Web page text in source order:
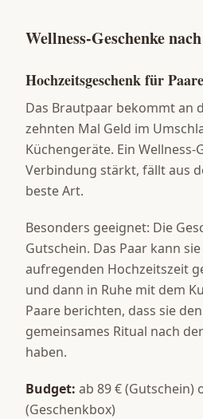
Wellness-Geschenke
Hochzeitsgeschenk für Paare
Das Brautpaar bekommt an
zehnten Mal Geld im
Küchengeräte. Ein Wellness-
Verbindung stärkt, fällt aus
beste Art.
Besonders geeignet: Die
Gutschein. Das Paar kann
aufregenden Hochzeitszeit
und dann in Ruhe mit dem
Paare berichten, dass sie
gemeinsames Ritual nach
haben.
Budget: ab 89 € (Gutschein)
(Geschenkbox)